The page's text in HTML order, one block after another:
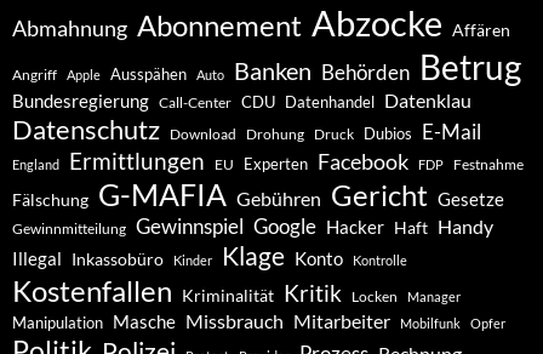
Abmahnung Abonnement Abzocke Affären
Angriff Apple Ausspähen Auto Banken Behörden Betrug
Bundesregierung Call-Center CDU Datenhandel Datenklau
Datenschutz Download Drohung Druck Dubios E-Mail
England Ermittlungen EU Experten Facebook FDP Festnahme
Fälschung G-MAFIA Gebühren Gericht Gesetze
Gewinnmitteilung Gewinnspiel Google Hacker Haft Handy
Illegal Inkassobüro Kinder Klage Konto Kontrolle
Kostenfallen Kriminalität Kritik Locken Manager
Manipulation Masche Missbrauch Mitarbeiter Mobilfunk Opfer